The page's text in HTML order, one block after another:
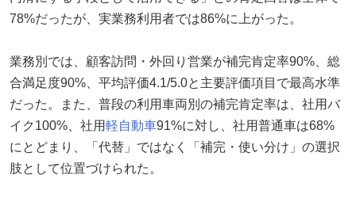
78%だったが、実業務利用者では86%に上がった。
業務別では、顧客訪問・外回り営業が補完肯定率90%、総
合満足度90%、平均評価4.1/5.0と主要評価項目で最高水準
だった。また、普段の利用車両別の補完肯定率は、社用バ
イク100%、社用軽自動車91%に対し、社用普通車は68%
にとどまり、「代替」ではなく「補完・使い分け」の選択
肢として位置づけられた。